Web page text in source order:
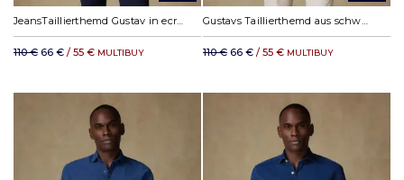
JeansTaillierthemd Gustav in ecru
110 € 66 € / 55 € MULTIBUY
Gustavs Taillierthemd aus schwarzem Jeansstoff
110 € 66 € / 55 € MULTIBUY